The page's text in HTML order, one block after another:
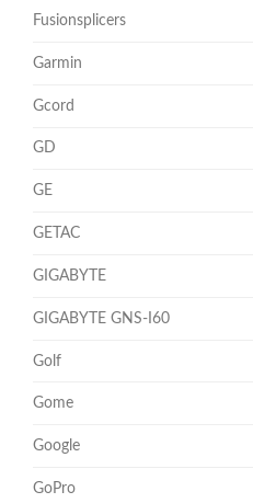
Fusionsplicers
Garmin
Gcord
GD
GE
GETAC
GIGABYTE
GIGABYTE GNS-I60
Golf
Gome
Google
GoPro